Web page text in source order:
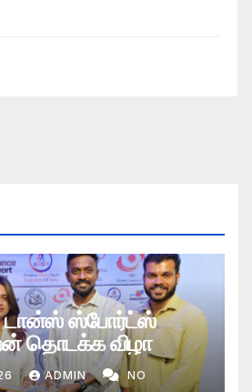
ஸ்போர்ட்ஸ்
தொடக்க விழா
ADMIN NO